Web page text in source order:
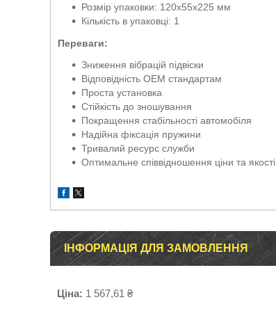
Розмір упаковки: 120x55x225 мм
Кількість в упаковці: 1
Переваги:
Зниження вібрацій підвіски
Відповідність OEM стандартам
Проста установка
Стійкість до зношування
Покращення стабільності автомобіля
Надійна фіксація пружини
Тривалий ресурс служби
Оптимальне співвідношення ціни та якості
ІНФОРМАЦІЯ ДЛЯ ЗАМОВЛЕННЯ
Ціна: 1 567,61 ₴